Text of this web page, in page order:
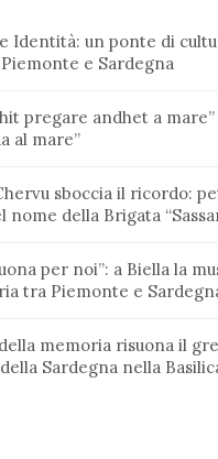
Identità: un ponte di
e Sardegna
pregare andhet a
al mare”
sboccia il ricordo:
nome della Brigata
per noi”: a Biella la
tra Piemonte e
memoria risuona il
Sardegna nella